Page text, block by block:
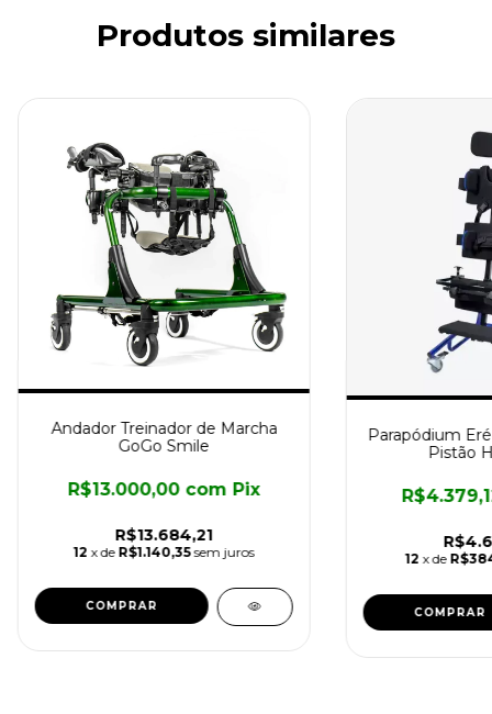
Produtos similares
Andador Treinador de Marcha
GoGo Smile
R$13.684,21
R$13.000,00 com Pix
12 x de R$1.140,35 sem juros
COMPRAR
Parapódium
Pistão
12 x de
COMPRAR